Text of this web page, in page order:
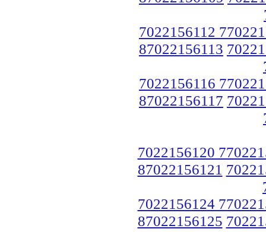
7022156112
87022156113
7022156116
87022156117
7022156120
87022156121
7022156124
87022156125